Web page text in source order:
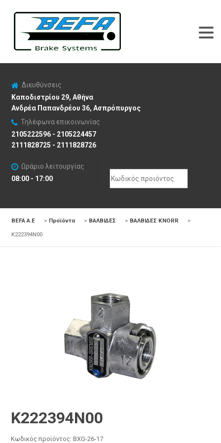
Διευθύνσεις
Καποδιστρίου 29, Αθήνα
Ανδρέα Παπανδρέου 36, Ασπρόπυργος
Τηλέφωνα επικοινωνίας
2105222596 - 2105224457
2111828725 - 2111828726
Ωράριο λειτουργίας
08:00 - 17:00
Search
for:
BEFA Α.Ε > Προϊόντα > ΒΑΛΒΙΔΕΣ > ΒΑΛΒΙΔΕΣ KNORR
>
K222394N00
K222394N00
Κωδικός προϊόντος:BXG-26-17